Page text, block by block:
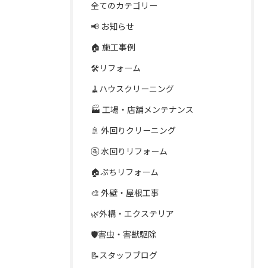
全てのカテゴリー
📢 お知らせ
🏠 施工事例
🛠️リフォーム
🧹ハウスクリーニング
🏭 工場・店舗メンテナンス
🚿 外回りクリーニング
🚰 水回りリフォーム
🏠ぷちリフォーム
🎨 外壁・屋根工事
🌿外構・エクステリア
🛡️害虫・害獣駆除
📝スタッフブログ